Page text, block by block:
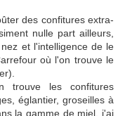
des confitures extra-
nulle part ailleurs,
et l'intelligence de le
où l'on trouve le
trouve les confitures
églantier, groseilles à
la gamme de miel, j'ai